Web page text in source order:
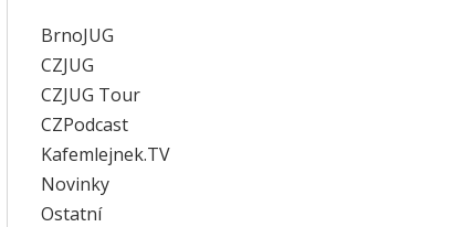
BrnoJUG
CZJUG
CZJUG Tour
CZPodcast
Kafemlejnek.TV
Novinky
Ostatní